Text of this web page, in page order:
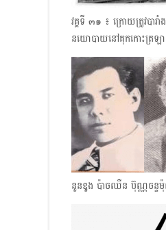
វគ្គទី ๓๑ ៖ ក្រោយត្រូវបា
នយោបាយនៅគុកកោះត្រឡ
នួន​ឌួង ប៉ាចឈឺន ប៊ុណ្ណចន្ទ